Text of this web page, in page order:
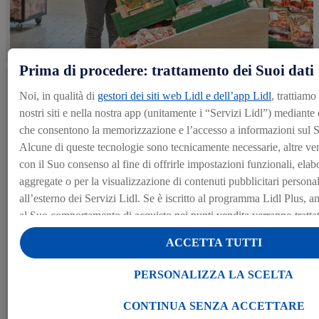
Prima di procedere: trattamento dei Suoi dati
Noi, in qualità di gestori dei siti web Lidl e dell’app Lidl,
nostri siti e nella nostra app (unitamente i “Servizi Lidl”) mediante
che consentono la memorizzazione e l’accesso a informazioni sul
Alcune di queste tecnologie sono tecnicamente necessarie, altre
con il Suo consenso al fine di offrirle impostazioni funzionali,
aggregate o per la visualizzazione di contenuti pubblicitari
all’esterno dei Servizi Lidl. Se è iscritto al programma Lidl Plus,
al Suo comportamento di acquisto nei punti vendita verranno
Alla voce “Personalizza la scelta” può gestire singolarmente le
dei Suoi dati e consultare ulteriori informazioni in merito al
le finalità sopra indicate. Ulteriori informazioni, comprese quelle
CONTINUA SENZA ACCETTARE
PERSONALIZZA LA SCELTA
ACCETTA TUTTI